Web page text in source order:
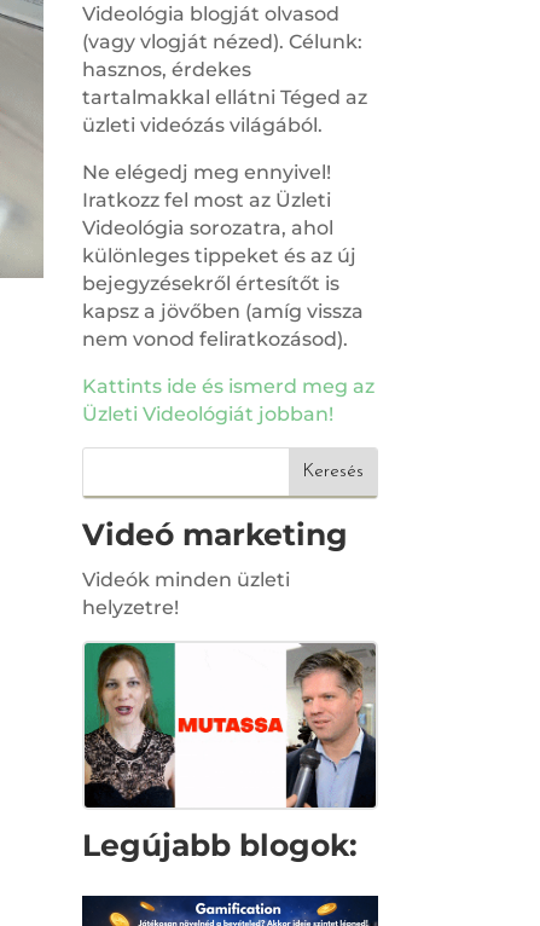
Videológia blogját olvasod
(vagy vlogját nézed). Célunk:
hasznos, érdekes
tartalmakkal ellátni Téged az
üzleti videózás világából.
Ne elégedj meg ennyivel!
Iratkozz fel most az Üzleti
Videológia sorozatra, ahol
különleges tippeket és az új
bejegyzésekről értesítőt is
kapsz a jövőben (amíg vissza
nem vonod feliratkozásod).
Kattints ide és ismerd meg az
Üzleti Videológiát jobban!
Videó marketing
Videók minden üzleti
helyzetre!
Legújabb blogok: